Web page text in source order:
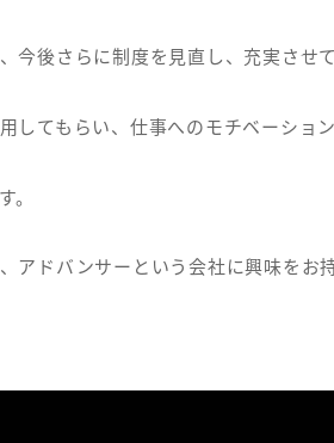
今後さらに制度を見直し、 充実させ
してもらい、 仕事へのモチベーショ
アドバンサーという会社に興味をお